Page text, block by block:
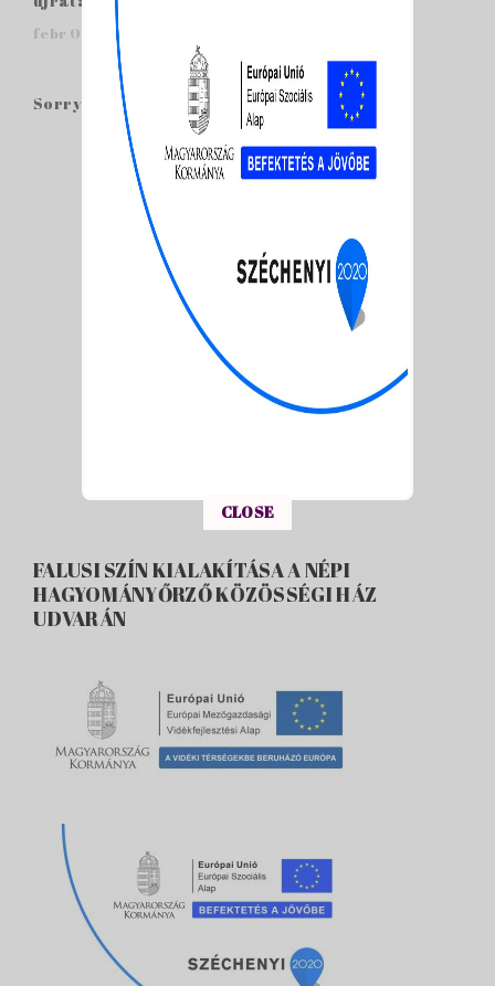
febr 03, 2020 /
Sorry, the comment form is closed at this time.
FALUSI SZÍN KIALAKÍTÁSA A NÉPI
HAGYOMÁNYŐRZŐ KÖZÖSSÉGI HÁZ
UDVARÁN
This popup will close in:
CLOSE